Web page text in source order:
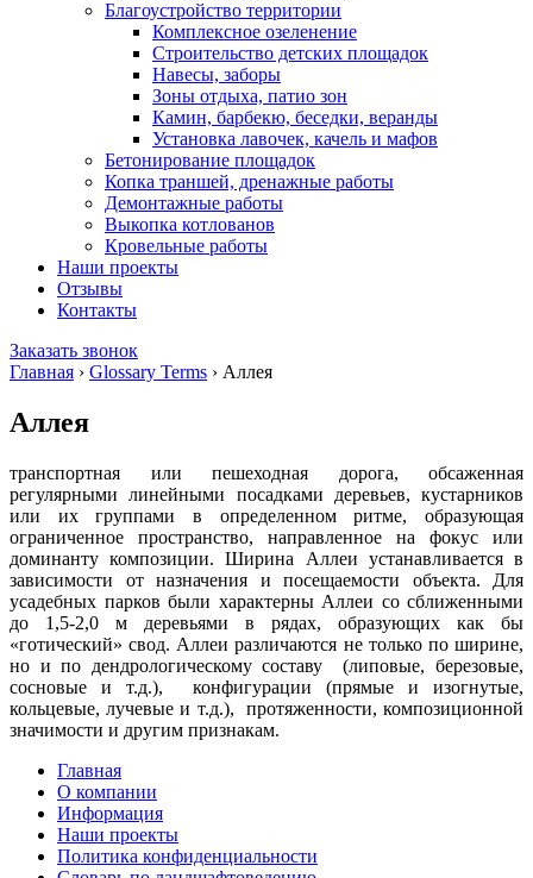
Благоустройство территории
Комплексное озеленение
Строительство детских площадок
Навесы, заборы
Зоны отдыха, патио зон
Камин, барбекю, беседки, веранды
Установка лавочек, качель и мафов
Бетонирование площадок
Копка траншей, дренажные работы
Демонтажные работы
Выкопка котлованов
Кровельные работы
Наши проекты
Отзывы
Контакты
Заказать звонок
Главная › Glossary Terms › Аллея
Аллея
транспортная или пешеходная дорога, обсаженная
регулярными линейными посадками деревьев, кустарников
или их группами в определенном ритме, образующая
ограниченное пространство, направленное на фокус или
доминанту композиции. Ширина Аллеи устанавливается в
зависимости от назначения и посещаемости объекта. Для
усадебных парков были характерны Аллеи со сближенными
до 1,5-2,0 м деревьями в рядах, образующих как бы
«готический» свод. Аллеи различаются не только по ширине,
но и по дендрологическому составу (липовые, березовые,
сосновые и т.д.), конфигурации (прямые и изогнутые,
кольцевые, лучевые и т.д.), протяженности, композиционной
значимости и другим признакам.
Главная
О компании
Информация
Наши проекты
Политика конфиденциальности